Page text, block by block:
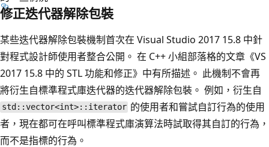
修正迭代器解除包裝
某些迭代器解除包裝機制首次在 Visual Studio 2017 15.8 中針
對程式設計師使用者整合公開。 在 C++ 小組部落格的文章《VS
2017 15.8 中的 STL 功能和修正》中有所描述。 此機制不會再
將衍生自標準程式庫迭代器的迭代器解除包裝。 例如，衍生自
std::vector<int>::iterator 的使用者和嘗試自訂行為的使用
者，現在都可在呼叫標準程式庫演算法時試取得其自訂的行為，
而不是指標的行為。